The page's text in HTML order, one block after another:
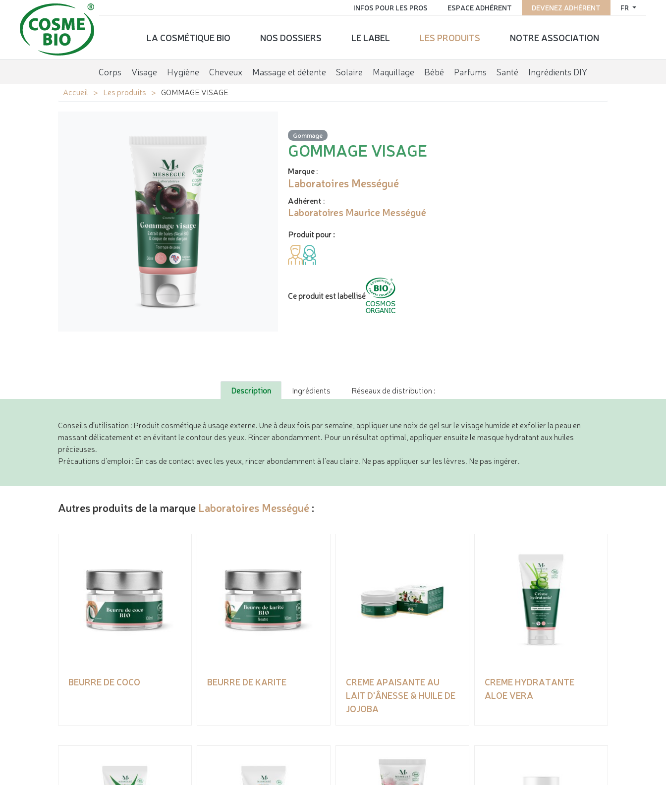
FR
DEVENEZ ADHÉRENT
ESPACE ADHÉRENT
INFOS POUR LES PROS
LA COSMÉTIQUE BIO NOS DOSSIERS LE LABEL LES PRODUITS NOTRE ASSOCIATION
Corps Visage Hygiène Cheveux Massage et détente Solaire Maquillage Bébé Parfums Santé Ingrédients DIY
Accueil Les produits GOMMAGE VISAGE
Gommage
GOMMAGE VISAGE
Marque:
Laboratoires Mességué
Adhérent :
Laboratoires Maurice Mességué
Produit pour :
Ce produit est labellisé
Description Ingrédients Réseaux de distribution :
Conseils d’utilisation : Produit cosmétique à usage externe. Une à deux fois par semaine, appliquer une noix de gel sur le visage humide et exfolier la peau en
massant délicatement et en évitant le contour des yeux. Rincer abondamment. Pour un résultat optimal, appliquer ensuite le masque hydratant aux huiles
précieuses.
Précautions d’emploi : En cas de contact avec les yeux, rincer abondamment à l'eau claire. Ne pas appliquer sur les lèvres. Ne pas ingérer.
Autres produits de la marque Laboratoires Mességué :
BEURRE DE COCO BEURRE DE KARITE
CREME APAISANTE AU
LAIT D'ÂNESSE & HUILE DE
JOJOBA
CREME HYDRATANTE
ALOE VERA